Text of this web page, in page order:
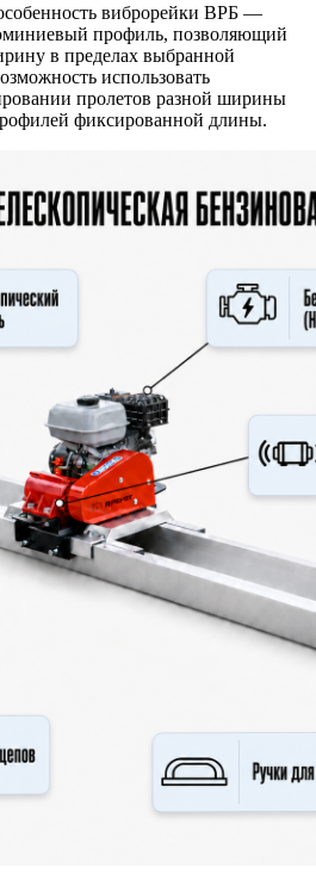
виброрейки ВРБ —
профиль, позволяющий
в пределах выбранной
использовать
пролетов разной ширины
фиксированной длины.